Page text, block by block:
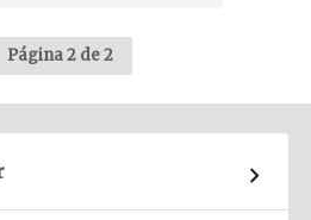
Página 2 de 2